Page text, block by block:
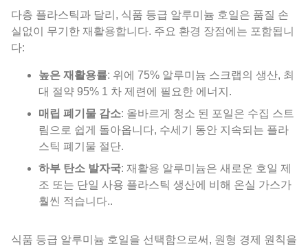
다층 플라스틱과 달리, 식품 등급 알루미늄 호일은 품질 손
실없이 무기한 재활용합니다. 주요 환경 장점에는 포함됩니
다:
높은 재활용률: 위에 75% 알루미늄 스크랩의 생산, 최
대 절약 95% 1 차 제련에 필요한 에너지.
매립 폐기물 감소: 올바르게 청소 된 포일은 수집 스트
림으로 쉽게 돌아옵니다, 수세기 동안 지속되는 플라
스틱 폐기물 절단.
하부 탄소 발자국: 재활용 알루미늄은 새로운 호일 제
조 또는 단일 사용 플라스틱 생산에 비해 온실 가스가
훨씬 적습니다..
식품 등급 알루미늄 호일을 선택함으로써, 원형 경제 원칙을